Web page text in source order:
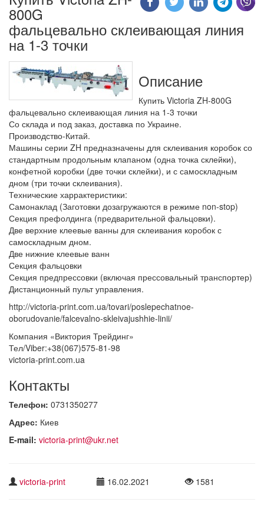
800G
фальцевально склеивающая линия
на 1-3 точки
Описание
Купить Victoria ZH-800G
фальцевально склеивающая линия на 1-3 точки
Со склада и под заказ, доставка по Украине.
Производство-Китай.
Машины серии ZH предназначены для склеивания коробок со
стандартным продольным клапаном (одна точка склейки),
конфетной коробки (две точки склейки), и с самоскладным
дном (три точки склеивания).
Технические харрактеристики:
Самонаклад (Заготовки дозагружаются в режиме non-stop)
Секция префолдинга (предварительной фальцовки).
Две верхние клеевые ванны для склеивания коробок с
самоскладным дном.
Две нижние клеевые ванн
Секция фальцовки
Секция предпрессовки (включая прессовальный транспортер)
Дистанционный пульт управления.
http://victoria-print.com.ua/tovari/poslepechatnoe-
oborudovanie/falcevalno-skleivajushhie-linii/
Компания «Виктория Трейдинг»
Тел/Viber:+38(067)575-81-98
victoria-print.com.ua
Контакты
Телефон: 0731350277
Адрес: Киев
E-mail: victoria-print@ukr.net
victoria-print 16.02.2021 1581